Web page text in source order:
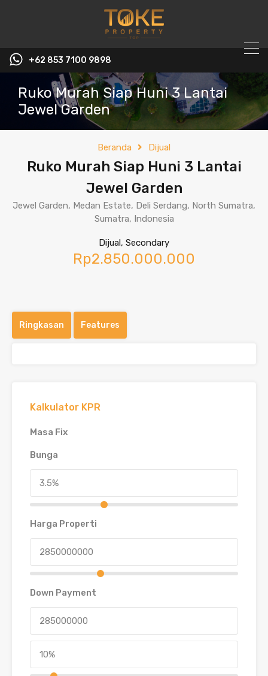
+62 853 7100 9898‬
Ruko Murah Siap Huni 3 Lantai
Jewel Garden
Beranda Dijual
Ruko Murah Siap Huni 3 Lantai
Jewel Garden
Jewel Garden, Medan Estate, Deli Serdang, North Sumatra,
Sumatra, Indonesia
Dijual, Secondary
Rp2.850.000.000
Ringkasan Features
Kalkulator KPR
Masa Fix
Bunga
Harga Properti
Down Payment